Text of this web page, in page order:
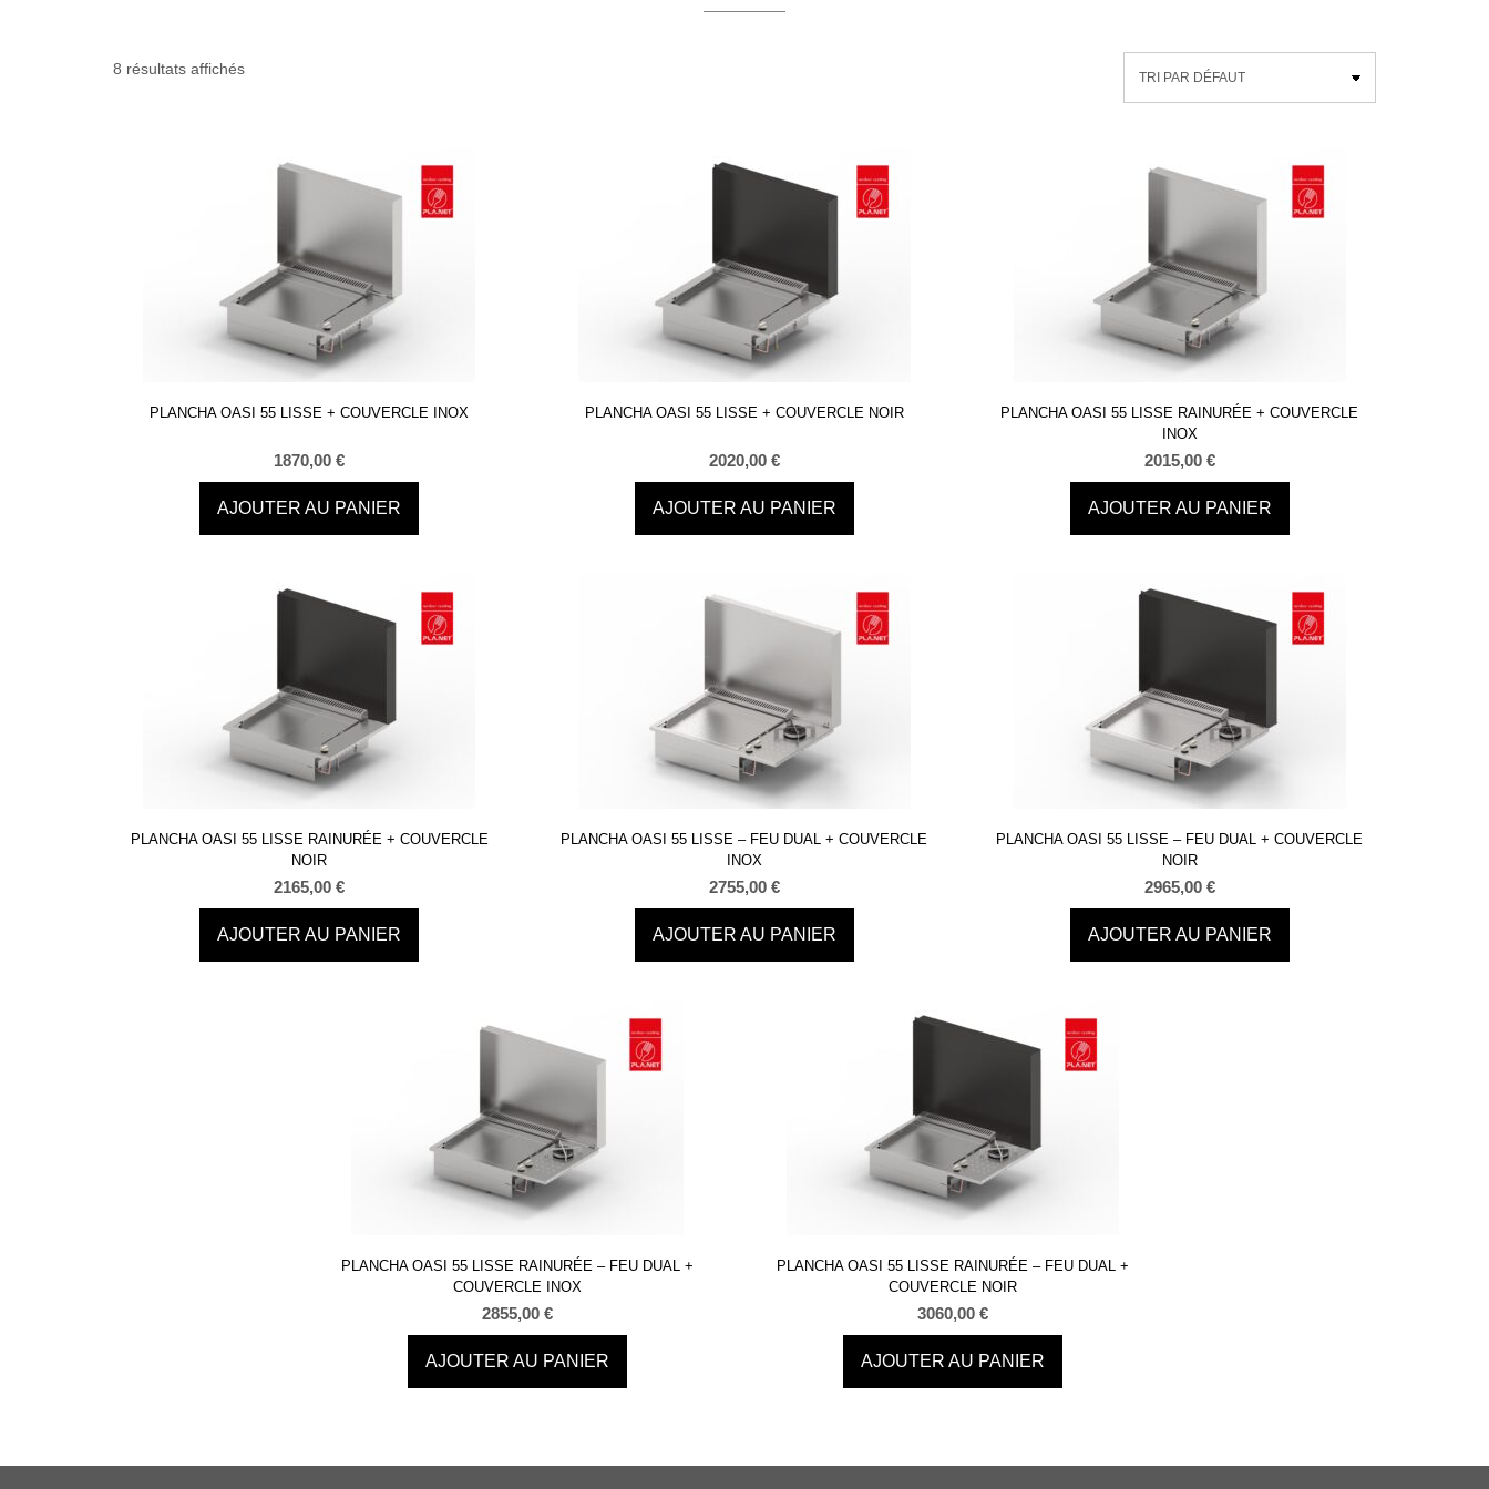
8 résultats affichés
PLANCHA OASI 55 LISSE + COUVERCLE INOX
1870,00€
AJOUTER AU PANIER
PLANCHA OASI 55 LISSE + COUVERCLE NOIR
2020,00 €
AJOUTER AU PANIER
PLANCHA OASI 55 LISSE RAINURÉE + COUVERCLE
INOX
2015,00 €
AJOUTER AU PANIER
PLANCHA OASI 55 LISSE RAINURÉE + COUVERCLE
NOIR
2165,00€
AJOUTER AU PANIER
PLANCHA OASI 55 LISSE – FEU DUAL + COUVERCLE
INOX
2755,00 €
AJOUTER AU PANIER
PLANCHA OASI 55 LISSE – FEU DUAL + COUVERCLE
NOIR
2965,00 €
AJOUTER AU PANIER
PLANCHA OASI 55 LISSE RAINURÉE – FEU DUAL +
COUVERCLE INOX
2855,00 €
AJOUTER AU PANIER
PLANCHA OASI 55 LISSE RAINURÉE – FEU DUAL +
COUVERCLE NOIR
3060,00 €
AJOUTER AU PANIER